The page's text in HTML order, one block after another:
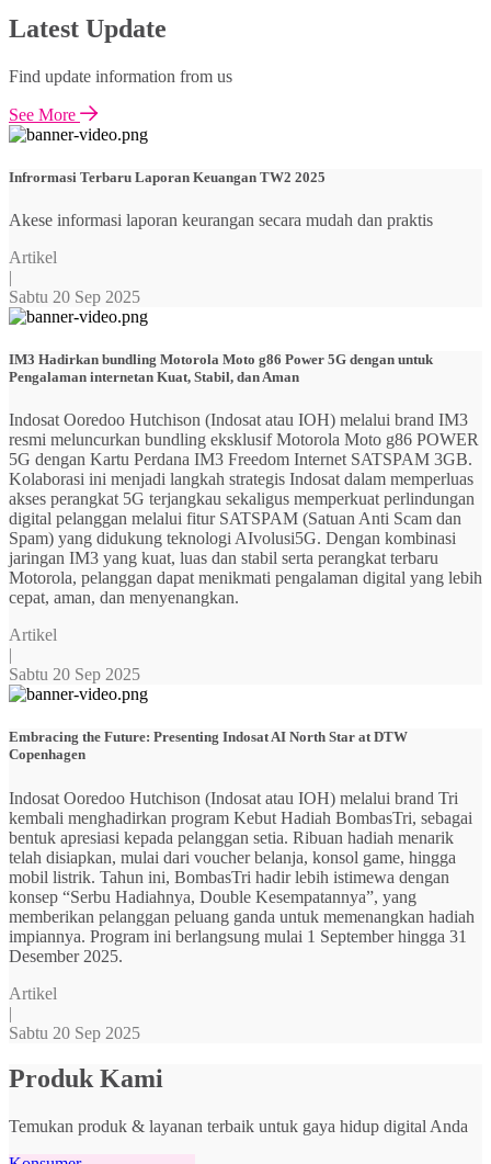
Latest Update
Find update information from us
See More
Infrormasi Terbaru Laporan Keuangan TW2 2025
Akese informasi laporan keurangan secara mudah dan praktis
Artikel
|
Sabtu 20 Sep 2025
IM3 Hadirkan bundling Motorola Moto g86 Power 5G dengan untuk
Pengalaman internetan Kuat, Stabil, dan Aman
Indosat Ooredoo Hutchison (Indosat atau IOH) melalui brand IM3
resmi meluncurkan bundling eksklusif Motorola Moto g86 POWER
5G dengan Kartu Perdana IM3 Freedom Internet SATSPAM 3GB.
Kolaborasi ini menjadi langkah strategis Indosat dalam memperluas
akses perangkat 5G terjangkau sekaligus memperkuat perlindungan
digital pelanggan melalui fitur SATSPAM (Satuan Anti Scam dan
Spam) yang didukung teknologi AIvolusi5G. Dengan kombinasi
jaringan IM3 yang kuat, luas dan stabil serta perangkat terbaru
Motorola, pelanggan dapat menikmati pengalaman digital yang lebih
cepat, aman, dan menyenangkan.
Artikel
|
Sabtu 20 Sep 2025
Embracing the Future: Presenting Indosat AI North Star at DTW
Copenhagen
Indosat Ooredoo Hutchison (Indosat atau IOH) melalui brand Tri
kembali menghadirkan program Kebut Hadiah BombasTri, sebagai
bentuk apresiasi kepada pelanggan setia. Ribuan hadiah menarik
telah disiapkan, mulai dari voucher belanja, konsol game, hingga
mobil listrik. Tahun ini, BombasTri hadir lebih istimewa dengan
konsep “Serbu Hadiahnya, Double Kesempatannya”, yang
memberikan pelanggan peluang ganda untuk memenangkan hadiah
impiannya. Program ini berlangsung mulai 1 September hingga 31
Desember 2025.
Artikel
|
Sabtu 20 Sep 2025
Produk Kami
Temukan produk & layanan terbaik untuk gaya hidup digital Anda